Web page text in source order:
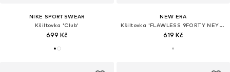
NIKE SPORTSWEAR
Kšiltovka 'Club'
699 Kč
NEW ERA
Kšiltovka 'FLAWLESS 9FORTY NEYYAN'
619 Kč